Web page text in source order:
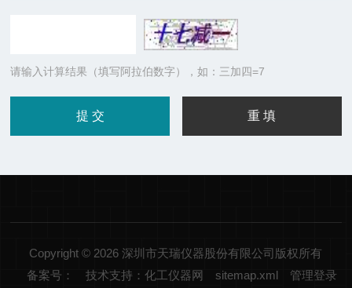
请输入计算结果（填写阿拉伯数字），如：三加四=7
Copyright © 2026 深圳市天瑞仪器股份有限公司版权所有
备案号：
技术支持：化工仪器网 sitemap.xml 管理登录